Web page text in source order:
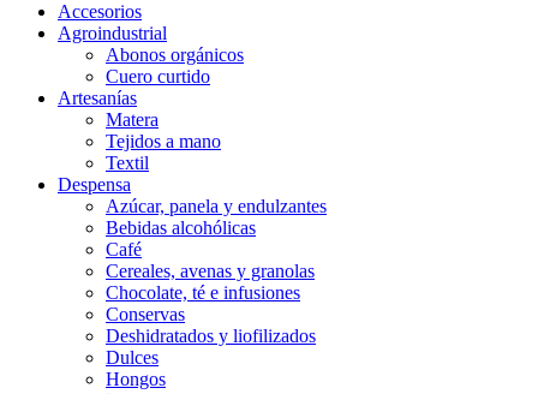
Accesorios
Agroindustrial
Abonos orgánicos
Cuero curtido
Artesanías
Matera
Tejidos a mano
Textil
Despensa
Azúcar, panela y endulzantes
Bebidas alcohólicas
Café
Cereales, avenas y granolas
Chocolate, té e infusiones
Conservas
Deshidratados y liofilizados
Dulces
Hongos